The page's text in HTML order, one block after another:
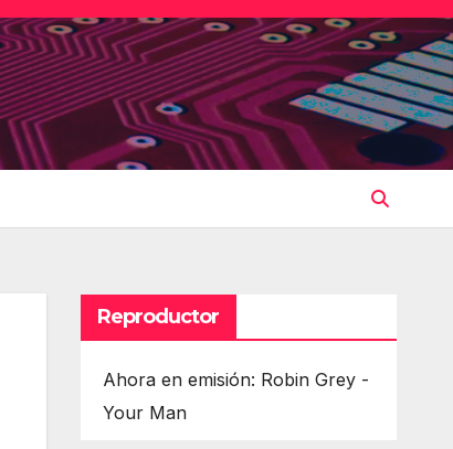
Reproductor
Ahora en emisión: Robin Grey -
Your Man